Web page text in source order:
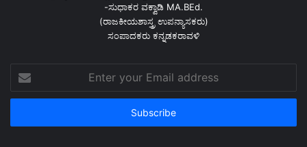
-ಸುಧಾಕರ ವಕ್ವಾಡಿ MA.BEd.
(ರಾಜಕೀಯಶಾಸ್ತ್ರ ಉಪನ್ಯಾಸಕರು)
ಸಂಪಾದಕರು ಕನ್ನಡಕರಾವಳಿ
your
Email